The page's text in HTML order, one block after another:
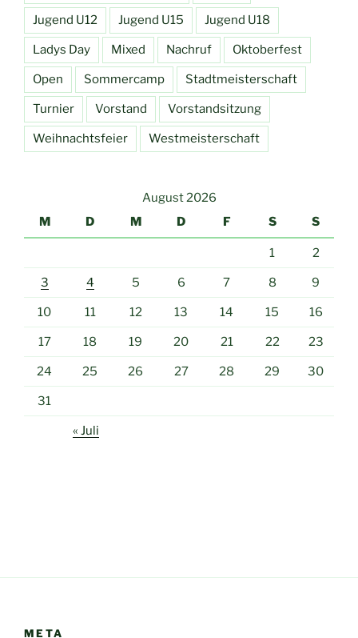
Jugend U12 Jugend U15 Jugend U18
Ladys Day Mixed Nachruf Oktoberfest
Open Sommercamp Stadtmeisterschaft
Turnier Vorstand Vorstandsitzung
Weihnachtsfeier Westmeisterschaft
August 2026
M
D M D F S S
1 2
3 4 5 6 7 8 9
10 11 12 13 14 15 16
17 18 19 20 21 22 23
24 25 26 27 28 29 30
31
« Juli
META